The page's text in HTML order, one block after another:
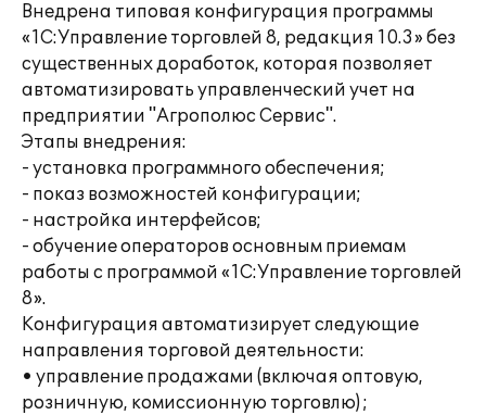
Внедрена типовая конфигурация программы
«1С:Управление торговлей 8, редакция 10.3» без
существенных доработок, которая позволяет
автоматизировать управленческий учет на
предприятии "Агрополюс Сервис".
Этапы внедрения:
- установка программного обеспечения;
- показ возможностей конфигурации;
- настройка интерфейсов;
- обучение операторов основным приемам
работы с программой «1С:Управление торговлей
8».
Конфигурация автоматизирует следующие
направления торговой деятельности:
• управление продажами (включая оптовую,
розничную, комиссионную торговлю) ;